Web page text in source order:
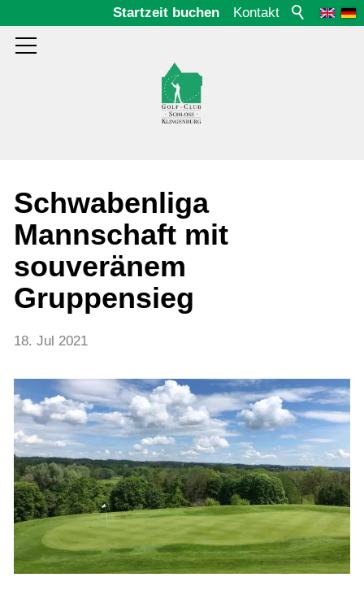
Kontakt
Startzeit buchen
Aktuelles
2025
2024
2023
2020
Veranstaltungskalender
WHS - Handicapsystem ab 2021
GolfProtect - Haftpflichtversicherung
Platz
Club
Schwabenliga
Mannschaft mit
souveränem
Gruppensieg
18. Jul 2021